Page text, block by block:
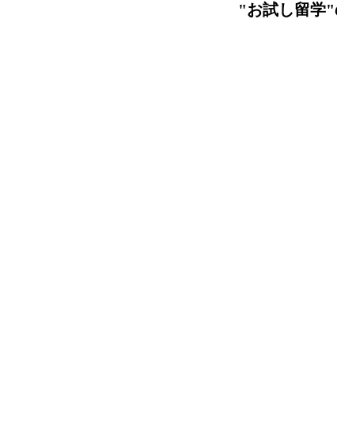
"お試し留学"